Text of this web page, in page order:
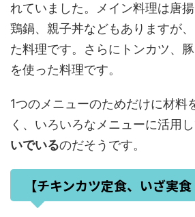
れていました。メイン料理は唐揚
鶏鍋、親子丼などもありますが
た料理です。さらにトンカツ、
を使った料理です。
1つのメニューのためだけに材料
く、いろいろなメニューに活用
いでいるのだそうです。
【チキンカツ定食、いざ実食